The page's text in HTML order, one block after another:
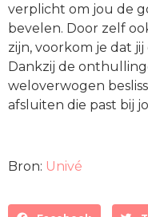
verplicht om jou de
bevelen. Door zelf
zijn, voorkom je dat
Dankzij de
weloverwogen
afsluiten die past bij
Bron: Univé